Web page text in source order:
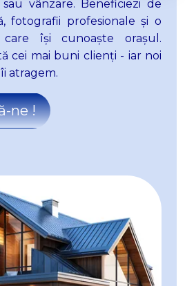
vânzare. Beneficiezi de
fotografii profesionale și o
care își cunoaște orașul.
cei mai buni clienți - iar noi
atragem.
ne !